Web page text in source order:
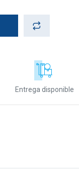
Entrega disponible